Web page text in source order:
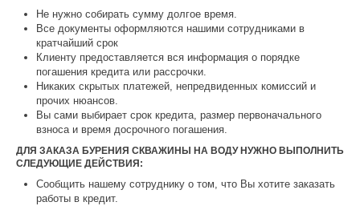
Не нужно собирать сумму долгое время.
Все документы оформляются нашими сотрудниками в
кратчайший срок
Клиенту предоставляется вся информация о порядке
погашения кредита или рассрочки.
Никаких скрытых платежей, непредвиденных комиссий и
прочих нюансов.
Вы сами выбирает срок кредита, размер первоначального
взноса и время досрочного погашения.
ДЛЯ ЗАКАЗА БУРЕНИЯ СКВАЖИНЫ НА ВОДУ НУЖНО ВЫПОЛНИТЬ
СЛЕДУЮЩИЕ ДЕЙСТВИЯ:
Сообщить нашему сотруднику о том, что Вы хотите заказать
работы в кредит.